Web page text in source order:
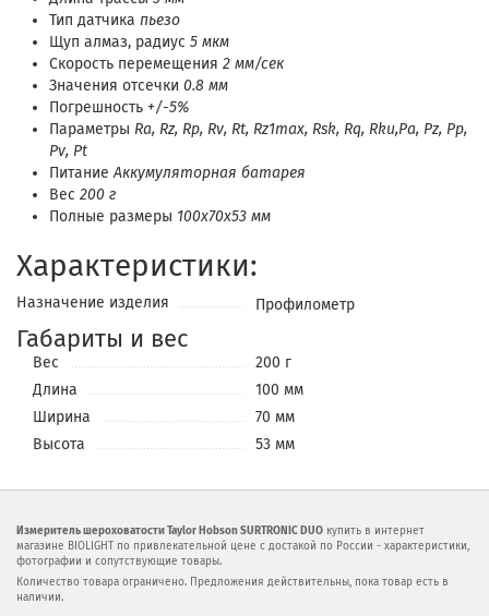
Тип датчика пьезо
Щуп алмаз, радиус 5 мкм
Скорость перемещения 2 мм/сек
Значения отсечки 0.8 мм
Погрешность +/-5%
Параметры Ra, Rz, Rp, Rv, Rt, Rz1max, Rsk, Rq, Rku,Pa, Pz, Pp,
Pv, Pt
ПитаниеАккумуляторная батарея
Вес 200 г
Полные размеры 100x70x53 мм
Характеристики:
Назначение изделия Профилометр
Габариты и вес
Вес
200 г
Длина
100 мм
Ширина
70 мм
Высота
53 мм
Измеритель шероховатости Taylor Hobson SURTRONIC DUO купить в интернет
магазине BIOLIGHT по привлекательной цене с достакой по России - характеристики,
фотографии и сопутствующие товары.
Количество товара ограничено. Предложения действительны, пока товар есть в
наличии.